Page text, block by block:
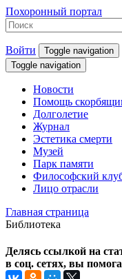
Похоронный портал
Войти
Toggle navigation
Toggle navigation
Новости
Помощь
Долголетие
Журнал
Эстетика смерти
Музей
Парк памяти
Философский
Лицо отрасли
Главная страница
Библиотека
Делясь ссылкой на
в соц. сетях, вы